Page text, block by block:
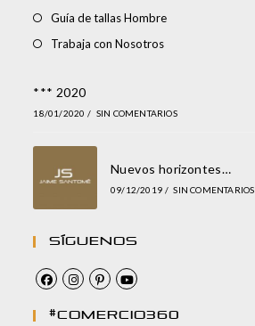
Guía de tallas Hombre
Trabaja con Nosotros
*** 2020
18/01/2020 / SIN COMENTARIOS
Nuevos horizontes…
09/12/2019 / SIN COMENTARIOS
Síguenos
#comercio360